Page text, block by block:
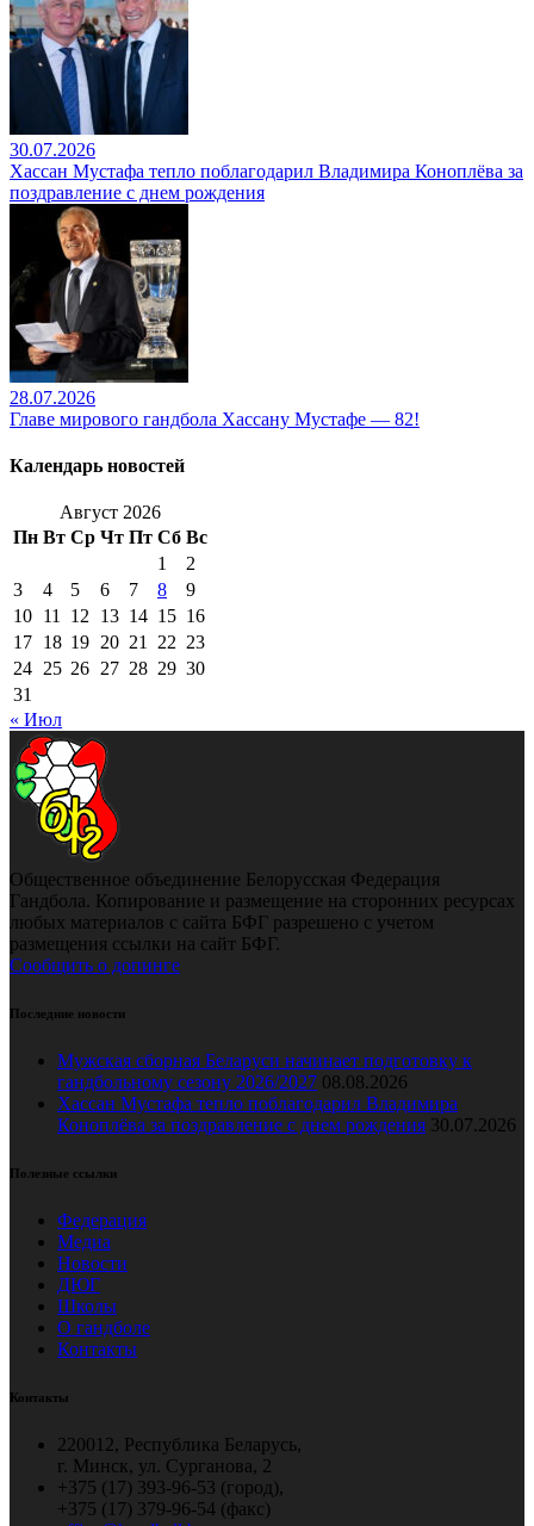
30.07.2026
Хассан Мустафа тепло поблагодарил Владимира Коноплёва за
поздравление с днем рождения
28.07.2026
Главе мирового гандбола Хассану Мустафе — 82!
Календарь новостей
Август 2026
Пн Вт Ср Чт Пт Сб Вс
1
2
3
4 5 6 7 8
9
10 11 12 13 14 15 16
17 18 19 20 21 22 23
24 25 26 27 28 29 30
31
« Июл
Общественное объединение Белорусская Федерация
Гандбола. Копирование и размещение на сторонних ресурсах
любых материалов с сайта БФГ разрешено с учетом
размещения ссылки на сайт БФГ.
Сообщить о допинге
Последние новости
Мужская сборная Беларуси начинает подготовку к
гандбольному сезону 2026/2027 08.08.2026
Хассан Мустафа тепло поблагодарил Владимира
Коноплёва за поздравление с днем рождения 30.07.2026
Полезные ссылки
Федерация
Медиа
Новости
ДЮГ
Школы
О гандболе
Контакты
Контакты
220012, Республика Беларусь,
г. Минск, ул. Сурганова, 2
+375 (17) 393-96-53 (город),
+375 (17) 379-96-54 (факс)